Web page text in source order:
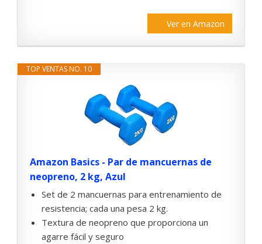
Ver en Amazon
TOP VENTAS NO. 10
Amazon Basics - Par de mancuernas de
neopreno, 2 kg, Azul
Set de 2 mancuernas para entrenamiento de
resistencia; cada una pesa 2 kg.
Textura de neopreno que proporciona un
agarre fácil y seguro